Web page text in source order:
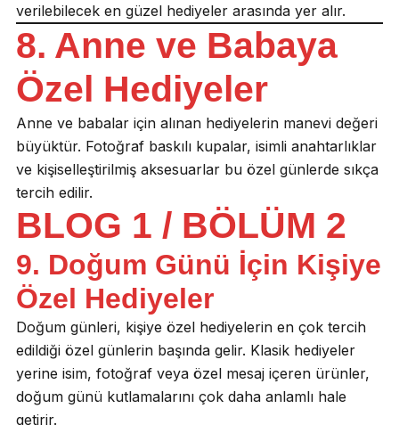
verilebilecek en güzel hediyeler arasında yer alır.
8. Anne ve Babaya
Özel Hediyeler
Anne ve babalar için alınan hediyelerin manevi değeri
büyüktür. Fotoğraf baskılı kupalar, isimli anahtarlıklar
ve kişiselleştirilmiş aksesuarlar bu özel günlerde sıkça
tercih edilir.
BLOG 1 / BÖLÜM 2
9. Doğum Günü İçin Kişiye
Özel Hediyeler
Doğum günleri, kişiye özel hediyelerin en çok tercih
edildiği özel günlerin başında gelir. Klasik hediyeler
yerine isim, fotoğraf veya özel mesaj içeren ürünler,
doğum günü kutlamalarını çok daha anlamlı hale
getirir.